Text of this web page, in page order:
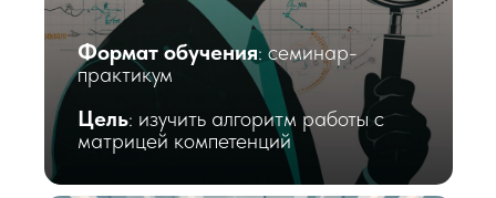
Формат обучения: семинар-
практикум
Цель: изучить алгоритм работы с
матрицей компетенций